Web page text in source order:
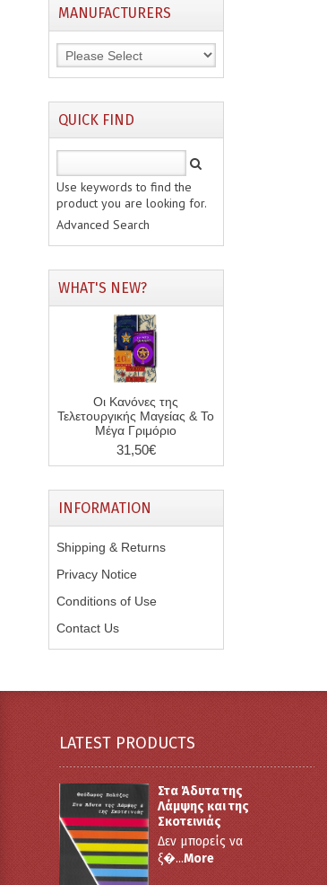
MANUFACTURERS
QUICK FIND
Use keywords to find the
product you are looking for.
Advanced Search
WHAT'S NEW?
Οι Κανόνες της
Τελετουργικής Μαγείας & Το
Μέγα Γριμόριο
31,50€
INFORMATION
Shipping & Returns
Privacy Notice
Conditions of Use
Contact Us
LATEST PRODUCTS
Στα Άδυτα της
Λάμψης και της
Σκοτεινιάς
Δεν μπορείς να
ξ�...More